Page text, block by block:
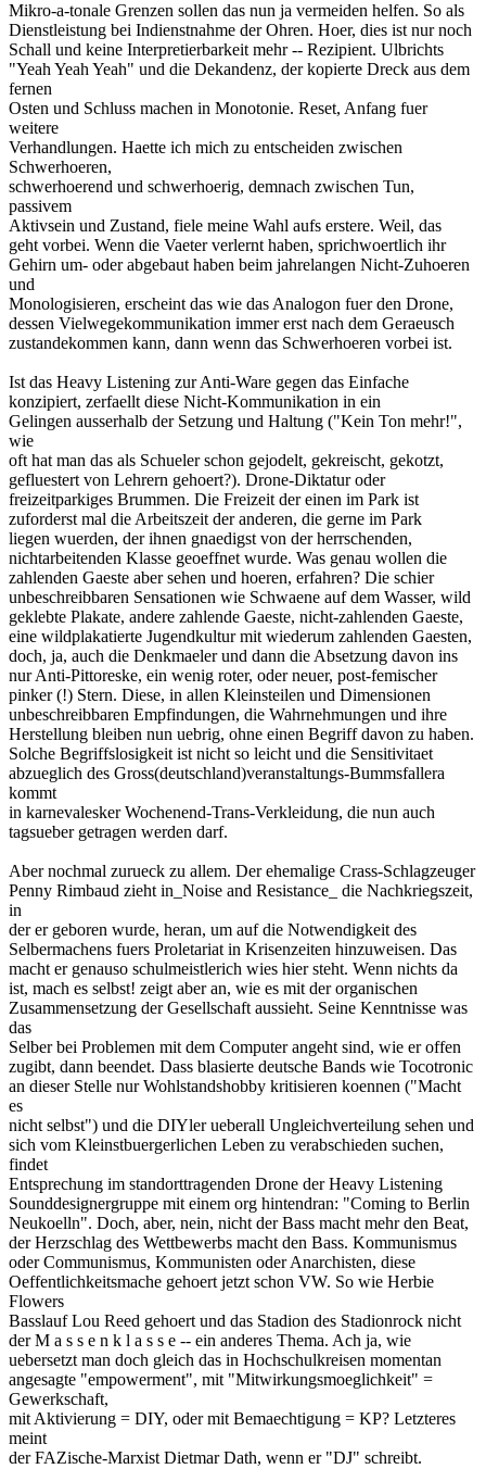
Mikro-a-tonale Grenzen sollen das nun ja vermeiden helfen. So als
Dienstleistung bei Indienstnahme der Ohren. Hoer, dies ist nur noch
Schall und keine Interpretierbarkeit mehr -- Rezipient. Ulbrichts
"Yeah Yeah Yeah" und die Dekandenz, der kopierte Dreck aus dem
fernen
Osten und Schluss machen in Monotonie. Reset, Anfang fuer
weitere
Verhandlungen. Haette ich mich zu entscheiden zwischen
Schwerhoeren,
schwerhoerend und schwerhoerig, demnach zwischen Tun,
passivem
Aktivsein und Zustand, fiele meine Wahl aufs erstere. Weil, das
geht vorbei. Wenn die Vaeter verlernt haben, sprichwoertlich ihr
Gehirn um- oder abgebaut haben beim jahrelangen Nicht-Zuhoeren
und
Monologisieren, erscheint das wie das Analogon fuer den Drone,
dessen Vielwegekommunikation immer erst nach dem Geraeusch
zustandekommen kann, dann wenn das Schwerhoeren vorbei ist.
Ist das Heavy Listening zur Anti-Ware gegen das Einfache
konzipiert, zerfaellt diese Nicht-Kommunikation in ein
Gelingen ausserhalb der Setzung und Haltung ("Kein Ton mehr!",
wie
oft hat man das als Schueler schon gejodelt, gekreischt, gekotzt,
gefluestert von Lehrern gehoert?). Drone-Diktatur oder
freizeitparkiges Brummen. Die Freizeit der einen im Park ist
zuforderst mal die Arbeitszeit der anderen, die gerne im Park
liegen wuerden, der ihnen gnaedigst von der herrschenden,
nichtarbeitenden Klasse geoeffnet wurde. Was genau wollen die
zahlenden Gaeste aber sehen und hoeren, erfahren? Die schier
unbeschreibbaren Sensationen wie Schwaene auf dem Wasser, wild
geklebte Plakate, andere zahlende Gaeste, nicht-zahlenden Gaeste,
eine wildplakatierte Jugendkultur mit wiederum zahlenden Gaesten,
doch, ja, auch die Denkmaeler und dann die Absetzung davon ins
nur Anti-Pittoreske, ein wenig roter, oder neuer, post-femischer
pinker (!) Stern. Diese, in allen Kleinsteilen und Dimensionen
unbeschreibbaren Empfindungen, die Wahrnehmungen und ihre
Herstellung bleiben nun uebrig, ohne einen Begriff davon zu haben.
Solche Begriffslosigkeit ist nicht so leicht und die Sensitivitaet
abzueglich des Gross(deutschland)veranstaltungs-Bummsfallera
kommt
in karnevalesker Wochenend-Trans-Verkleidung, die nun auch
tagsueber getragen werden darf.
Aber nochmal zurueck zu allem. Der ehemalige Crass-Schlagzeuger
Penny Rimbaud zieht in_Noise and Resistance_ die Nachkriegszeit,
in
der er geboren wurde, heran, um auf die Notwendigkeit des
Selbermachens fuers Proletariat in Krisenzeiten hinzuweisen. Das
macht er genauso schulmeistlerich wies hier steht. Wenn nichts da
ist, mach es selbst! zeigt aber an, wie es mit der organischen
Zusammensetzung der Gesellschaft aussieht. Seine Kenntnisse was
das
Selber bei Problemen mit dem Computer angeht sind, wie er offen
zugibt, dann beendet. Dass blasierte deutsche Bands wie Tocotronic
an dieser Stelle nur Wohlstandshobby kritisieren koennen ("Macht
es
nicht selbst") und die DIYler ueberall Ungleichverteilung sehen und
sich vom Kleinstbuergerlichen Leben zu verabschieden suchen,
findet
Entsprechung im standorttragenden Drone der Heavy Listening
Sounddesignergruppe mit einem org hintendran: "Coming to Berlin
Neukoelln". Doch, aber, nein, nicht der Bass macht mehr den Beat,
der Herzschlag des Wettbewerbs macht den Bass. Kommunismus
oder Communismus, Kommunisten oder Anarchisten, diese
Oeffentlichkeitsmache gehoert jetzt schon VW. So wie Herbie
Flowers
Basslauf Lou Reed gehoert und das Stadion des Stadionrock nicht
der M a s s e n k l a s s e -- ein anderes Thema. Ach ja, wie
uebersetzt man doch gleich das in Hochschulkreisen momentan
angesagte "empowerment", mit "Mitwirkungsmoeglichkeit" =
Gewerkschaft,
mit Aktivierung = DIY, oder mit Bemaechtigung = KP? Letzteres
meint
der FAZische-Marxist Dietmar Dath, wenn er "DJ" schreibt.